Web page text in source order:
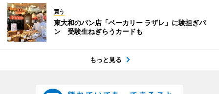
買う
東大和のパン店「ベーカリー ラザレ」に験担ぎパ
ン 受験生ねぎらうカードも
もっと見る